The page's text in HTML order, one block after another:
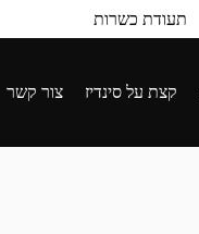
תעודת כשרות
קצת על סינדיז צור קשר